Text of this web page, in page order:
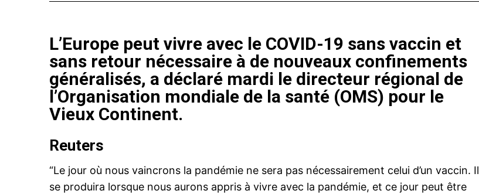
L’Europe peut vivre avec le COVID-19 sans vaccin et
sans retour nécessaire à de nouveaux confinements
généralisés, a déclaré mardi le directeur régional de
l’Organisation mondiale de la santé (OMS) pour le
Vieux Continent.
Reuters
“Le jour où nous vaincrons la pandémie ne sera pas nécessairement celui d’un vaccin. Il
se produira lorsque nous aurons appris à vivre avec la pandémie, et ce jour peut être